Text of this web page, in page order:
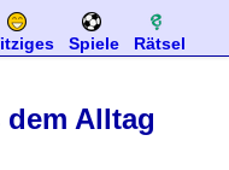
Spiele Rätsel
Alltag